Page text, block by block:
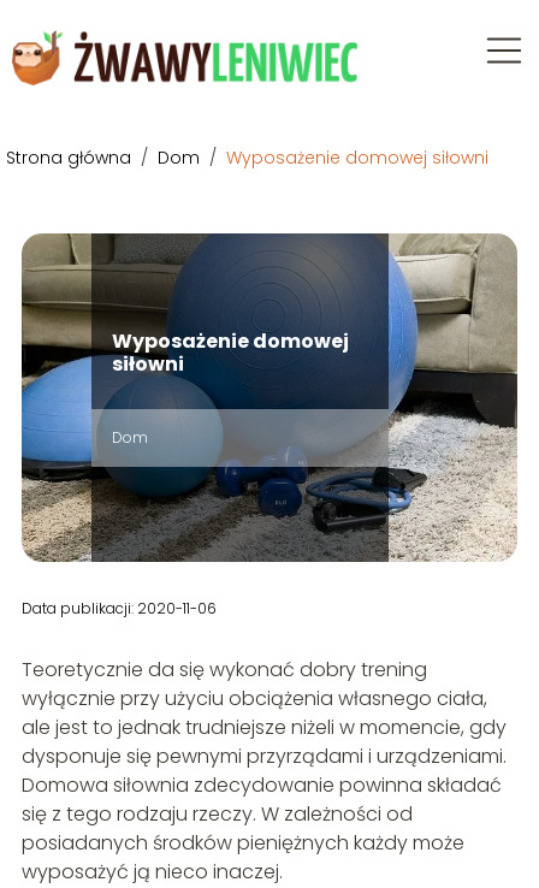
Strona główna / Dom / Wyposażenie domowej siłowni
Wyposażenie domowej
siłowni
Dom
Data publikacji: 2020-11-06
Teoretycznie da się wykonać dobry trening
wyłącznie przy użyciu obciążenia własnego ciała,
ale jest to jednak trudniejsze niżeli w momencie, gdy
dysponuje się pewnymi przyrządami i urządzeniami.
Domowa siłownia zdecydowanie powinna składać
się z tego rodzaju rzeczy. W zależności od
posiadanych środków pieniężnych każdy może
wyposażyć ją nieco inaczej.